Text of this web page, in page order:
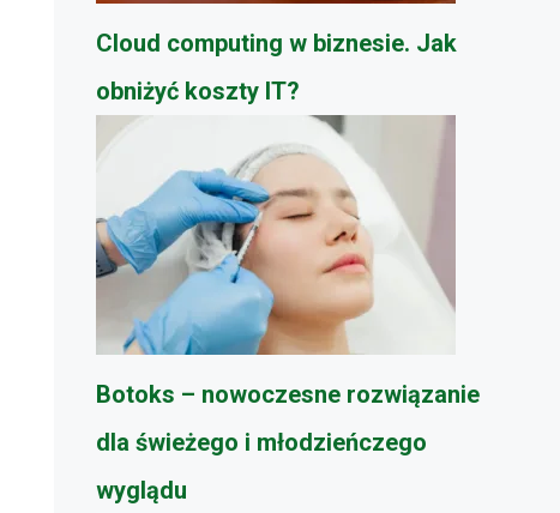
Cloud computing w biznesie. Jak
obniżyć koszty IT?
Botoks – nowoczesne rozwiązanie
dla świeżego i młodzieńczego
wyglądu